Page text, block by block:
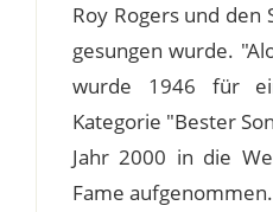
Roy Rogers und den
gesungen wurde.
wurde 1946 für
Kategorie "Bester
Jahr 2000 in die
Fame aufgenommen.